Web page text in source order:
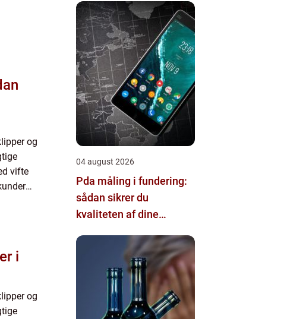
og
vifte
i
og
04 august 2026
Pda måling i fundering:
sådan sikrer du
kvaliteten af dine